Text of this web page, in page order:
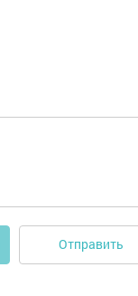
Отправить